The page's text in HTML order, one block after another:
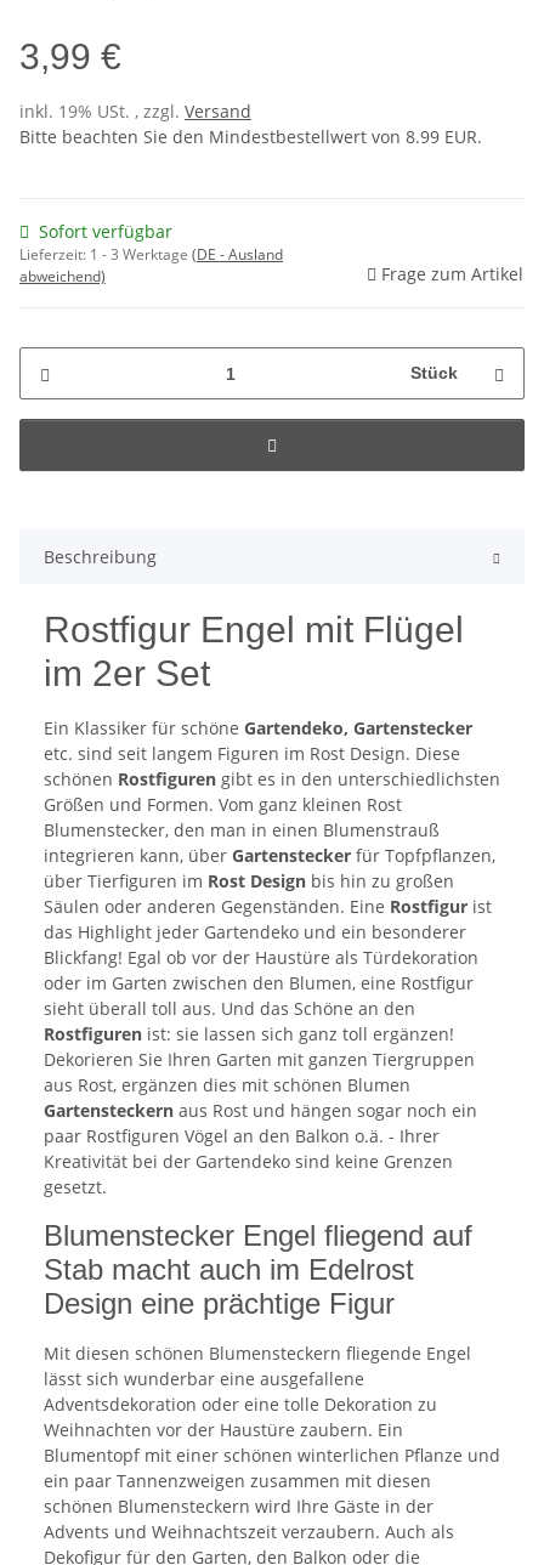
3,99 €
inkl. 19% USt. , zzgl. Versand
Bitte beachten Sie den Mindestbestellwert von 8.99 EUR.
Sofort verfügbar
Lieferzeit: 1 - 3 Werktage (DE - Ausland
abweichend)
Frage zum Artikel
Stück
Beschreibung
Rostfigur Engel mit Flügel
im 2er Set
Ein Klassiker für schöne Gartendeko, Gartenstecker
etc. sind seit langem Figuren im Rost Design. Diese
schönen Rostfiguren gibt es in den unterschiedlichsten
Größen und Formen. Vom ganz kleinen Rost
Blumenstecker, den man in einen Blumenstrauß
integrieren kann, über Gartenstecker für Topfpflanzen,
über Tierfiguren im Rost Design bis hin zu großen
Säulen oder anderen Gegenständen. Eine Rostfigur ist
das Highlight jeder Gartendeko und ein besonderer
Blickfang! Egal ob vor der Haustüre als Türdekoration
oder im Garten zwischen den Blumen, eine Rostfigur
sieht überall toll aus. Und das Schöne an den
Rostfiguren ist: sie lassen sich ganz toll ergänzen!
Dekorieren Sie Ihren Garten mit ganzen Tiergruppen
aus Rost, ergänzen dies mit schönen Blumen
Gartensteckern aus Rost und hängen sogar noch ein
paar Rostfiguren Vögel an den Balkon o.ä. - Ihrer
Kreativität bei der Gartendeko sind keine Grenzen
gesetzt.
Blumenstecker Engel fliegend auf
Stab macht auch im Edelrost
Design eine prächtige Figur
Mit diesen schönen Blumensteckern fliegende Engel
lässt sich wunderbar eine ausgefallene
Adventsdekoration oder eine tolle Dekoration zu
Weihnachten vor der Haustüre zaubern. Ein
Blumentopf mit einer schönen winterlichen Pflanze und
ein paar Tannenzweigen zusammen mit diesen
schönen Blumensteckern wird Ihre Gäste in der
Advents und Weihnachtszeit verzaubern. Auch als
Dekofigur für den Garten, den Balkon oder die